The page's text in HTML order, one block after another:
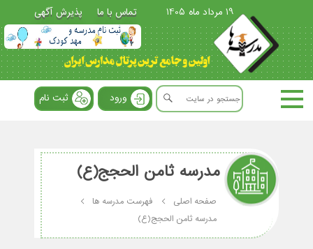
19 مرداد ماه 1405 تماس با ما پذیرش آگهی
ورود ثبت نام
مدرسه ثامن الحجج(ع)
صفحه اصلی
فهرست مدرسه ها
مدرسه ثامن الحجج(ع)